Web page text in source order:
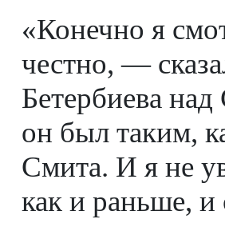
«Конечно я
честно, —
Бетербиева
он был таким,
Смита. И я не
как и раньше,